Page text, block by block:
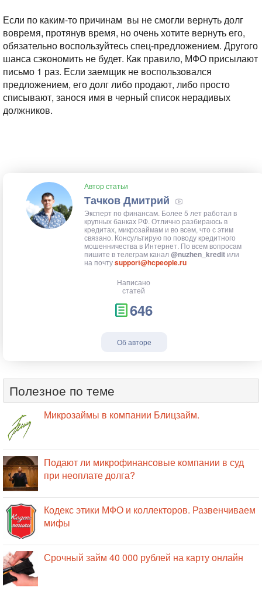
Если по каким-то причинам вы не смогли вернуть долг
вовремя, протянув время, но очень хотите вернуть его,
обязательно воспользуйтесь спец-предложением. Другого
шанса сэкономить не будет. Как правило, МФО присылают
письмо 1 раз. Если заемщик не воспользовался
предложением, его долг либо продают, либо просто
списывают, занося имя в черный список нерадивых
должников.
Автор статьи
Тачков Дмитрий
Эксперт по финансам. Более 5 лет работал в
крупных банках РФ. Отлично разбираюсь в
кредитах, микрозаймам и во всем, что с этим
связано. Консультирую по поводу кредитного
мошенничества в Интернет. По всем вопросам
пишите в телеграм канал @nuzhen_kredit или
на почтуsupport@hcpeople.ru
Написано
статей
646
Об авторе
Полезное по теме
Микрозаймы в компании Блицзайм.
Подают ли микрофинансовые компании в суд
при неоплате долга?
Кодекс этики МФО и коллекторов. Развенчиваем
мифы
Срочный займ 40 000 рублей на карту онлайн